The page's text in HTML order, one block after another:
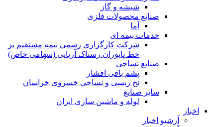
شیشه و گاز
صنایع محصولات فلزی
آما
خدمات بیمه ای
شرکت کارگزاری رسمی بیمه مستقیم بر
خط پایوران رستاک آریایی (سهامی خاص)
صنایع نساجی
پشم بافی افشار
نخ ریسی و نساجی خسروی خراسان
سایر صنایع
لوله و ماشین سازی ایران
اخبار
آرشیو اخبار